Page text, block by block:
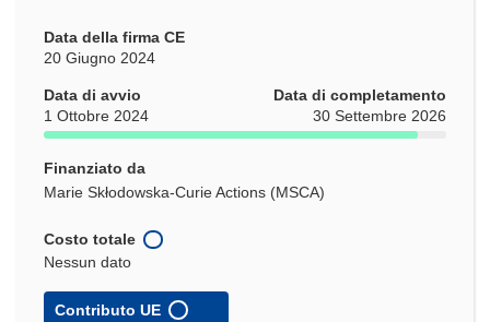
Data della firma CE
20 Giugno 2024
Data di avvio
1 Ottobre 2024
Data di completamento
30 Settembre 2026
Finanziato da
Marie Skłodowska-Curie Actions (MSCA)
Costo totale
Nessun dato
Contributo UE